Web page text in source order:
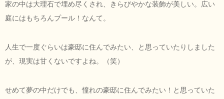
家の中は大理石で埋め尽くされ、きらびやかな装飾が美しい。広い
庭にはもちろんプール！なんて。
人生で一度ぐらいは豪邸に住んでみたい、と思っていたりしました
が、現実は甘くないですよね。（笑）
せめて夢の中だけでも、憧れの豪邸に住んでみたい！と思っていた